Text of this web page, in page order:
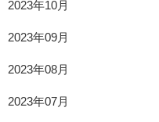
2023年10月
2023年09月
2023年08月
2023年07月